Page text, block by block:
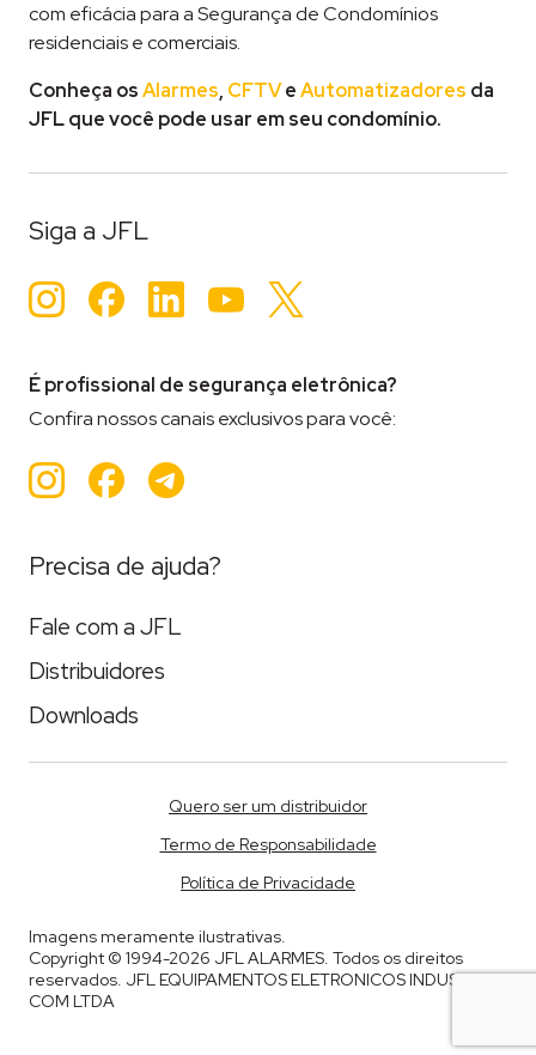
com eficácia para a Segurança de Condomínios
residenciais e comerciais.
Conheça osAlarmes, CFTVeAutomatizadores da
JFL que você pode usar em seu condomínio.
Siga a JFL
Instagram
Facebook
LinkedInYouTube
É profissional de segurança eletrônica?
Confira nossos canais exclusivos para você:
Instagram
Facebook
Teleram
Precisa de ajuda?
Fale com a JFL
Distribuidores
Downloads
Quero ser um distribuidor
Termo de Responsabilidade
Política de Privacidade
Imagens meramente ilustrativas.
Copyright © 1994-2026 JFL ALARMES. Todos os direitos
reservados. JFL EQUIPAMENTOS ELETRONICOS INDUSTRIA E
COM LTDA